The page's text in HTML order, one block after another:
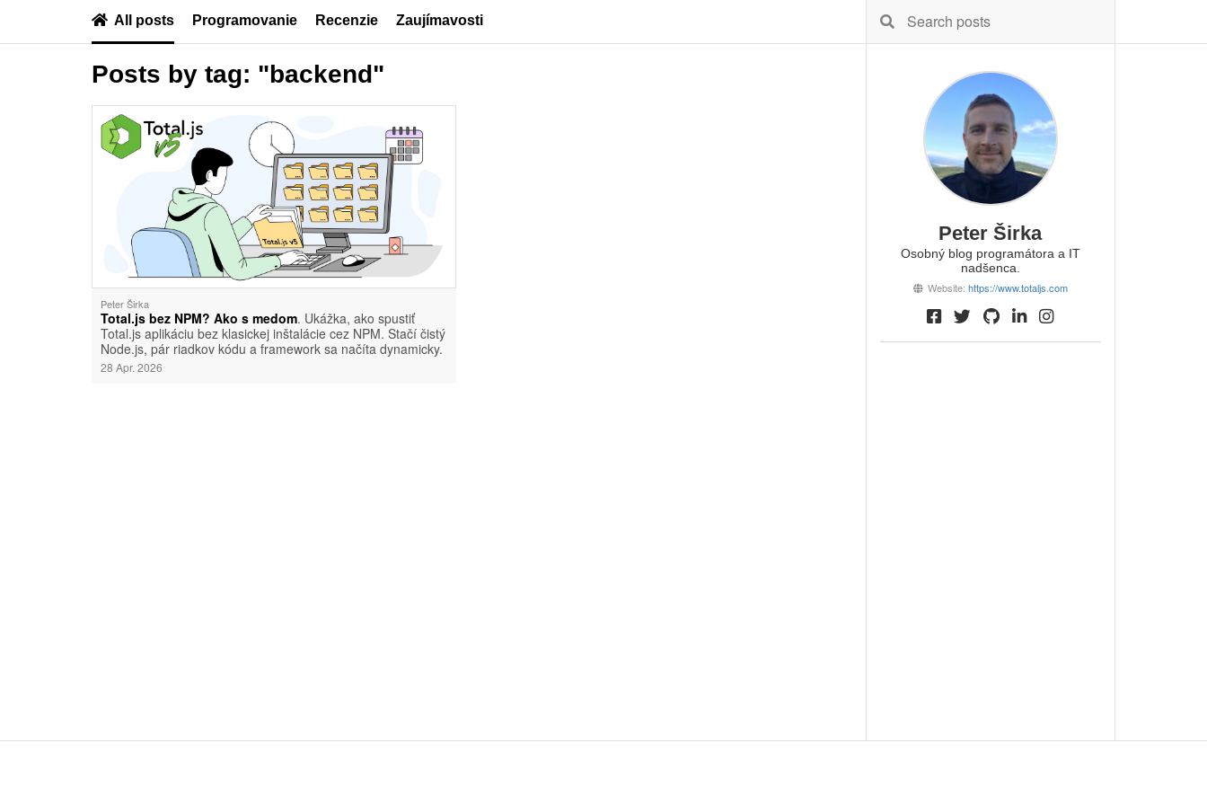
All posts Programovanie Recenzie Zaujímavosti
Posts by tag: "backend"
Peter Širka
Total.js bez NPM? Ako s medom. Ukážka, ako spustiť
Total.js aplikáciu bez klasickej inštalácie cez NPM. Stačí čistý
Node.js, pár riadkov kódu a framework sa načíta dynamicky.
28 Apr. 2026
Peter Širka
Osobný blog programátora a IT
nadšenca.
Website: https://www.totaljs.com